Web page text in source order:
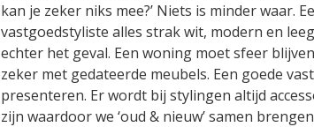
kan je zeker niks mee?’ Niets is minder waar.
vastgoedstyliste alles strak wit, modern en
echter het geval. Een woning moet sfeer
zeker met gedateerde meubels. Een goede
presenteren. Er wordt bij stylingen altijd
zijn waardoor we ‘oud & nieuw’ samen